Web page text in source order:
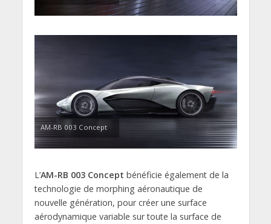
AM-RB 003 Concept
L’AM-RB 003 Concept bénéficie également de la
technologie de morphing aéronautique de
nouvelle génération, pour créer une surface
aérodynamique variable sur toute la surface de